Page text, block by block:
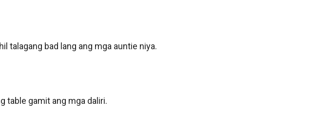
talagang bad lang ang mga auntie niya.
table gamit ang mga daliri.